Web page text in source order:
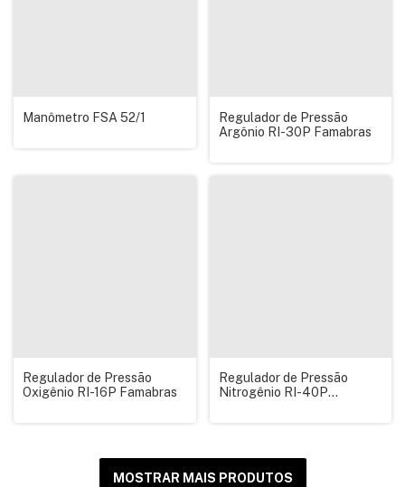
Manômetro FSA 52/1
Regulador de Pressão
Argônio RI-30P Famabras
Regulador de Pressão
Oxigênio RI-16P Famabras
Regulador de Pressão
Nitrogênio RI-40P
MOSTRAR MAIS PRODUTOS